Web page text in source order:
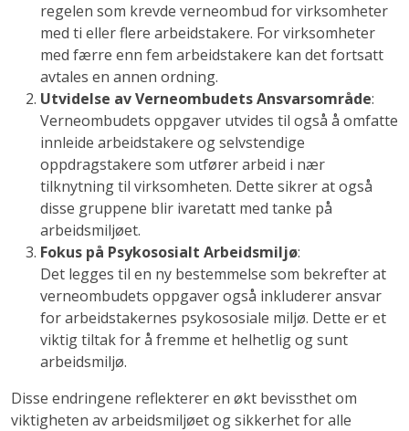
regelen som krevde verneombud for virksomheter
med ti eller flere arbeidstakere. For virksomheter
med færre enn fem arbeidstakere kan det fortsatt
avtales en annen ordning.
Utvidelse av Verneombudets Ansvarsområde:
Verneombudets oppgaver utvides til også å omfatte
innleide arbeidstakere og selvstendige
oppdragstakere som utfører arbeid i nær
tilknytning til virksomheten. Dette sikrer at også
disse gruppene blir ivaretatt med tanke på
arbeidsmiljøet.
Fokus på Psykososialt Arbeidsmiljø:
Det legges til en ny bestemmelse som bekrefter at
verneombudets oppgaver også inkluderer ansvar
for arbeidstakernes psykososiale miljø. Dette er et
viktig tiltak for å fremme et helhetlig og sunt
arbeidsmiljø.
Disse endringene reflekterer en økt bevissthet om
viktigheten av arbeidsmiljøet og sikkerhet for alle